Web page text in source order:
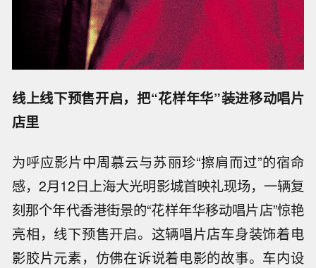
线上线下预售开启，把“花样年华”装进移动唱片
店里
为呼应影片中周慕云与苏丽珍“擦肩而过”的宿命
感，2月12日上海大光明影城首映礼现场，一辆复
刻那个年代香港街景的“花样年华移动唱片店”惊艳
亮相，线下预售开启。这辆唱片店车身装饰着电
影胶片元素，仿佛在诉说着电影的故事。车内设